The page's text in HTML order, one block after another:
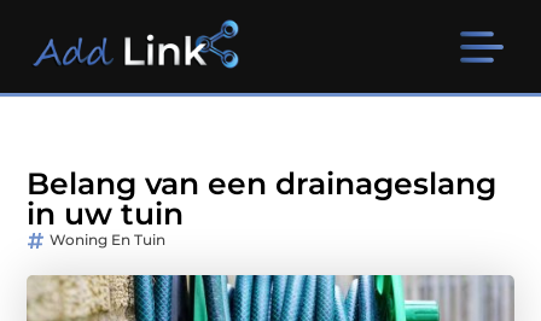
Belang van een drainageslang
in uw tuin
Woning En Tuin